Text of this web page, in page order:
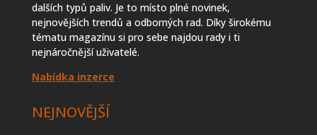
dalších typů paliv. Je to místo plné novinek,
nejnovějších trendů a odborných rad. Díky širokému
tématu magazínu si pro sebe najdou rady i ti
nejnáročnější uživatelé.
Nabídka inzerce
NEJNOVĚJŠÍ